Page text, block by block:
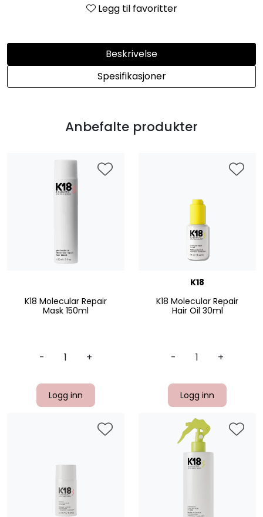
Legg til favoritter
Beskrivelse
Spesifikasjoner
Anbefalte produkter
K18 Molecular Repair
Mask 150ml
- +
Logg inn
K18
K18 Molecular Repair
Hair Oil 30ml
- +
Logg inn